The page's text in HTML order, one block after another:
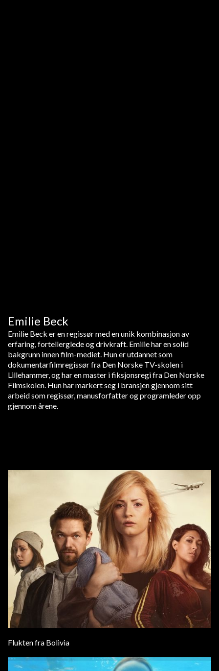
Emilie Beck
Emilie Beck er en regissør med en unik kombinasjon av
erfaring, fortellerglede og drivkraft. Emilie har en solid
bakgrunn innen film-mediet. Hun er utdannet som
dokumentarfilmregissør fra Den Norske TV-skolen i
Lillehammer, og har en master i fiksjonsregi fra Den Norske
Filmskolen. Hun har markert seg i bransjen gjennom sitt
arbeid som regissør, manusforfatter og programleder opp
gjennom årene.
Flukten fra Bolivia